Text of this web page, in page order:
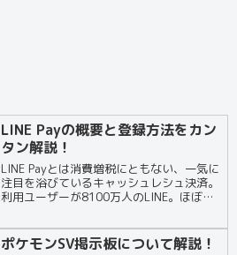
LINE Payの概要と登録方法をカン
タン解説！
LINE Payとは消費増税にともない、一気に
注目を浴びているキャッシュレシュ決済。
利用ユーザーが8100万人のLINE。ほぼみ
バーコード決済が「LINE Pay（ラインペ
イ）」お金を入金する「チャージ...
ポケモンSV掲示板について解説！